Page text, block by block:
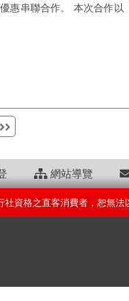
惠串聯合作。 本次合作以
網站導覽
資格之直客消費者，恕無法